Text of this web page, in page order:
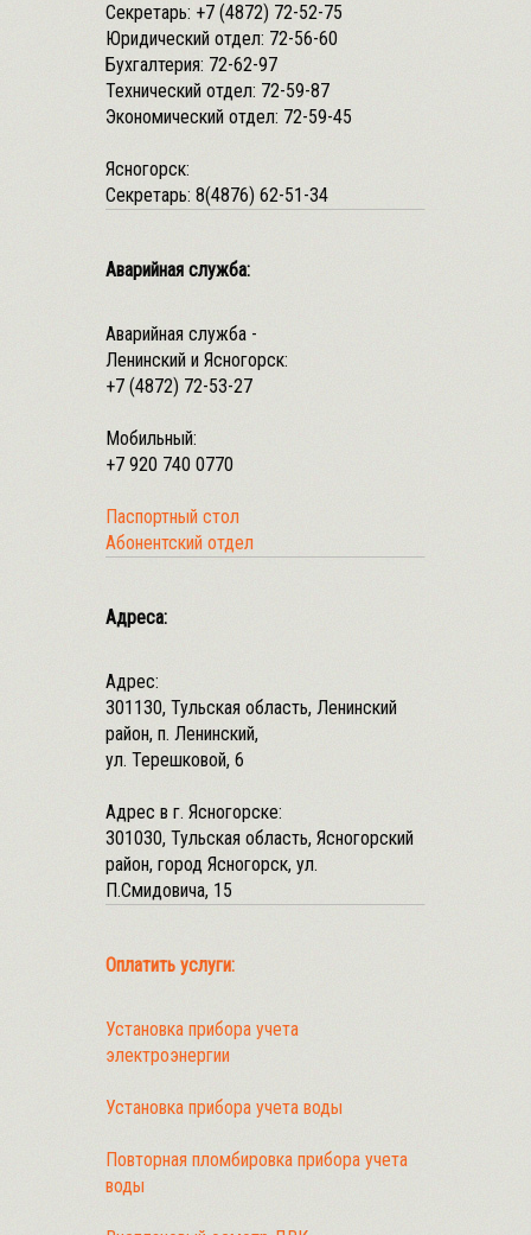
Секретарь: +7 (4872) 72-52-75
Юридический отдел: 72-56-60
Бухгалтерия: 72-62-97
Технический отдел: 72-59-87
Экономический отдел: 72-59-45
Ясногорск:
Секретарь: 8(4876) 62-51-34
Аварийная служба:
Аварийная служба -
Ленинский и Ясногорск:
+7 (4872) 72-53-27
Мобильный:
+7 920 740 0770
Паспортный стол
Абонентский отдел
Адреса:
Адрес:
301130, Тульская область, Ленинский
район, п. Ленинский,
ул. Терешковой, 6
Адрес в г. Ясногорске:
301030, Тульская область, Ясногорский
район, город Ясногорск, ул.
П.Смидовича, 15
Оплатить услуги:
Установка прибора учета
электроэнергии
Установка прибора учета воды
Повторная пломбировка прибора учета
воды